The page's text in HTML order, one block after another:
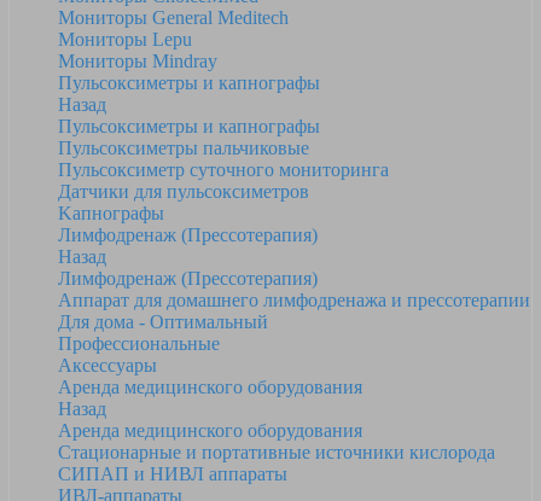
Мониторы General Meditech
Мониторы Lepu
Мониторы Mindray
Пульсоксиметры и капнографы
Назад
Пульсоксиметры и капнографы
Пульсоксиметры пальчиковые
Пульсоксиметр суточного мониторинга
Датчики для пульсоксиметров
Kапнографы
Лимфодренаж (Прессотерапия)
Назад
Лимфодренаж (Прессотерапия)
Аппарат для домашнего лимфодренажа и прессотерапии
Для дома - Оптимальный
Профессиональные
Аксессуары
Аренда медицинского оборудования
Назад
Аренда медицинского оборудования
Стационарные и портативные источники кислорода
СИПАП и НИВЛ аппараты
ИВЛ-аппараты